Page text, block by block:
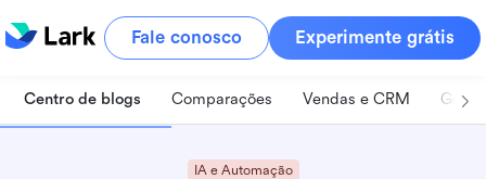
Fale conosco Experimente grátis
Centro de blogs Comparações Vendas e CRM
IA e Automação